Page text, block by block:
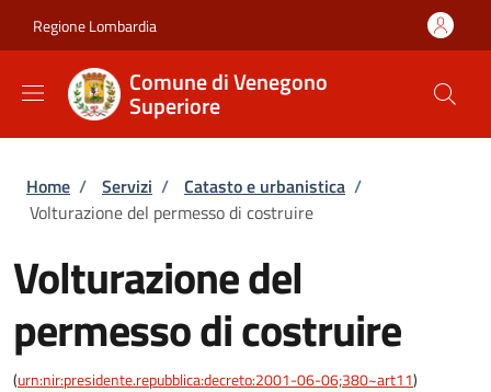
Regione Lombardia
Comune di Venegono
Superiore
Briciole di pane
Home / Servizi / Catasto e urbanistica /
Volturazione del permesso di costruire
Volturazione del
permesso di costruire
(urn:nir:presidente.repubblica:decreto:2001-06-06;380~art11)